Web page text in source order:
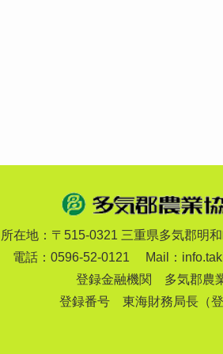
所在地：〒515-0321 三重県多気郡明
電話：0596-52-0121 Mail：
登録金融機関 多気郡農
登録番号 東海財務局長（